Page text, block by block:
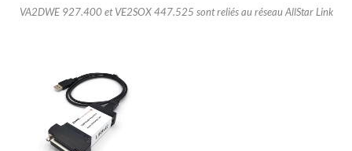
VA2DWE 927.400 et VE2SOX 447.525 sont reliés au réseau AllStar Link